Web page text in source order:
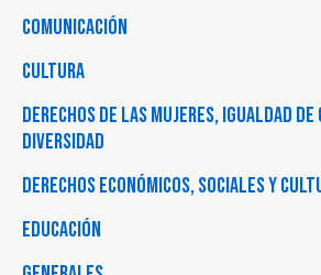
Comunicación
Cultura
Derechos de las Mujeres, Igualdad de
Diversidad
Derechos Económicos, Sociales y
Educación